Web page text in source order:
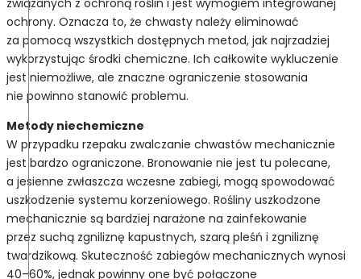
ochrony. Oznacza to, że chwasty należy eliminować
za pomocą wszystkich dostępnych metod, jak najrzadziej
wykorzystując środki chemiczne. Ich całkowite wykluczenie
jest niemożliwe, ale znaczne ograniczenie stosowania
nie powinno stanowić problemu.
Metody niechemiczne
W przypadku rzepaku zwalczanie chwastów mechanicznie
jest bardzo ograniczone. Bronowanie nie jest tu polecane,
a jesienne zwłaszcza wczesne zabiegi, mogą spowodować
uszkodzenie systemu korzeniowego. Rośliny uszkodzone
mechanicznie są bardziej narażone na zainfekowanie
przez suchą zgniliznę kapustnych, szarą pleśń i zgniliznę
twardzikową. Skuteczność zabiegów mechanicznych wynosi
40–60%, jednak powinny one być połączone